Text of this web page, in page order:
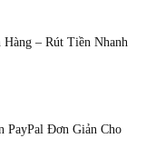
– Rút Tiền Nhanh
PayPal Đơn Giản Cho